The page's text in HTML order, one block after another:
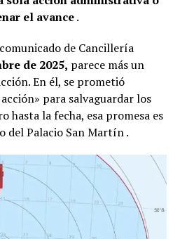
el avance.
de Cancillería
de 2025, parece más un
En él, se prometió
para salvaguardar los
hasta la fecha, esa promesa es
del Palacio San Martín.